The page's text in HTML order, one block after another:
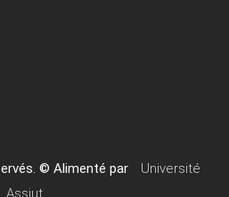
© Alimenté par
Université
Assiut